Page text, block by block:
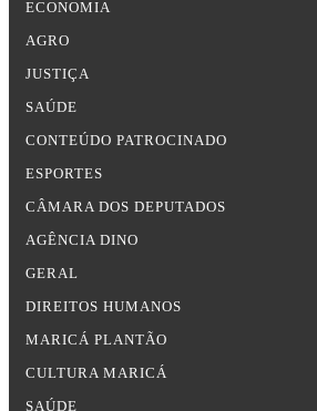
ECONOMIA
AGRO
JUSTIÇA
SAÚDE
CONTEÚDO PATROCINADO
ESPORTES
CÂMARA DOS DEPUTADOS
AGÊNCIA DINO
GERAL
DIREITOS HUMANOS
MARICÁ PLANTÃO
CULTURA MARICÁ
SAÚDE